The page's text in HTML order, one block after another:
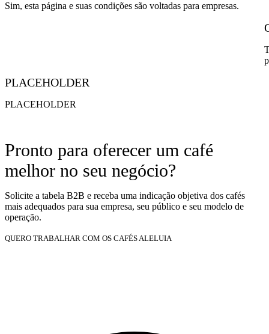
Sim, esta página e suas condições são voltadas para empresas.
PLACEHOLDER
PLACEHOLDER
Pronto para oferecer um café
melhor no seu negócio?
Solicite a tabela B2B e receba uma indicação objetiva dos cafés
mais adequados para sua empresa, seu público e seu modelo de
operação.
QUERO TRABALHAR COM OS CAFÉS ALELUIA